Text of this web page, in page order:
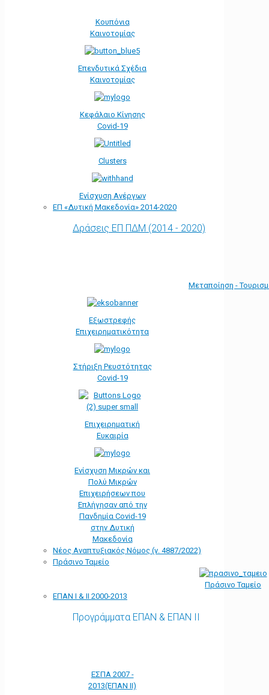
Κουπόνια
Καινοτομίας
Επενδυτικά Σχέδια
Καινοτομίας
Κεφάλαιο Κίνησης
Covid-19
Clusters
Ενίσχυση Ανέργων
ΕΠ «Δυτική Μακεδονία» 2014-2020
Δράσεις ΕΠ ΠΔΜ (2014 - 2020)
Μεταποίηση -
Εξωστρεφής
Επιχειρηματικότητα
Στήριξη Ρευστότητας
Covid-19
Επιχειρηματική
Ευκαιρία
Ενίσχυση Μικρών και
Πολύ Μικρών
Επιχειρήσεων που
Επλήγησαν από την
Πανδημία Covid-19
στην Δυτική
Μακεδονία
Νέος Αναπτυξιακός Νόμος (ν. 4887/2022)
Πράσινο Ταμείο
Πράσινο Ταμείο
ΕΠΑΝ Ι & ΙΙ 2000-2013
Προγράμματα ΕΠΑΝ & ΕΠΑΝ ΙΙ
ΕΣΠΑ 2007 -
2013(ΕΠΑΝ ΙΙ)